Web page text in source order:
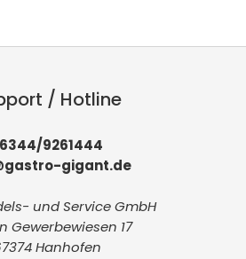
/ Hotline
9261444
gigant.de
und Service GmbH
Gewerbewiesen 17
Hanhofen